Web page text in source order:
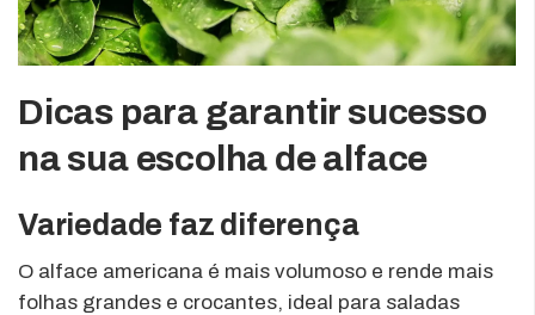
Dicas para garantir sucesso
na sua escolha de alface
Variedade faz diferença
O alface americana é mais volumoso e rende mais
folhas grandes e crocantes, ideal para saladas